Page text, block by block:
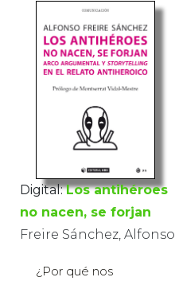
Digital: Los antihéroes
no nacen, se forjan
Freire Sánchez, Alfonso
¿Por qué nos